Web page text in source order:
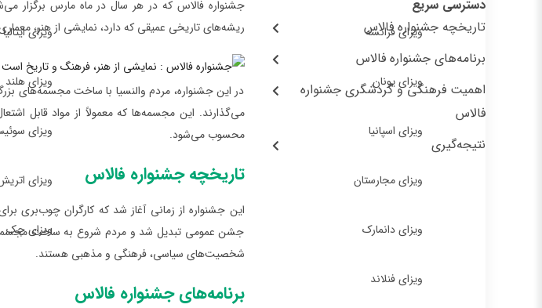
ویزای فرانسه ویزای ایتالیا
ویزای یونان ویزای هلند
ویزای اسپانیا ویزای
ویزای مجارستان ویزای
ویزای دانمارک ویزای چک
ویزای فنلاند
دسترسی سریع
تاریخچه جشنواره فالاس
برنامه‌های جشنواره فالاس
اهمیت فرهنگی و گردشگری جشنواره
فالاس
نتیجه‌گیری
جشنواره فالاس که در هر سال در ماه مارس برگزار
ریشه‌های تاریخی عمیقی که دارد، نمایشی از هنر،
در این جشنواره، مردم والنسیا با ساخت مجسمه‌های
می‌گذارند. این مجسمه‌ها که معمولاً از مواد قابل
محسوب می‌شود.
تاریخچه جشنواره فالاس
این جشنواره از زمانی آغاز شد که کارگران چوب‌بری
جشن عمومی تبدیل شد و مردم شروع به ساخت
شخصیت‌های سیاسی، فرهنگی و مذهبی هستند.
برنامه‌های جشنواره فالاس